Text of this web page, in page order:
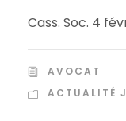
Cass. Soc. 4
AVOCAT
ACTUALITÉ